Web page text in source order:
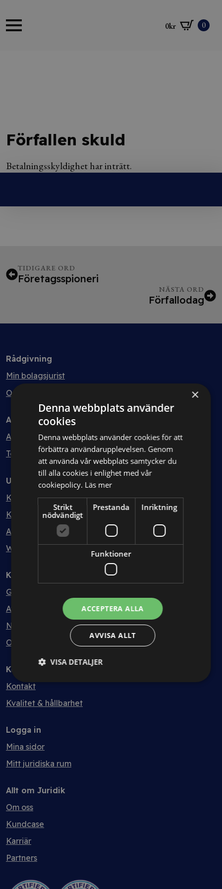
0kr 0
Förfallen skuld
Betalningsskyldighet har inträtt.
TIDIGARE ORD
Företagsspioneri
NÄSTA ORD
Förfallodag
Rådgivning
Min bolagsjurist
Ombud
Avtal
Avtalshantering
Testa kostnadsfritt
Utbildning
Kurser
Kurspaket
Abonnemang
Webbinarium
Kunskapsbank
Guider
Avtalsmallar
Nyheter
Ordlista
Kontakt
Kontakt
Kvalitet & hållbarhet
Logga in
Mina sidor
Mitt juridiska rum
Allt om Juridik
Om oss
Kundcase
Karriär
Partners
×
Denna webbplats använder
cookies
Denna webbplats använder cookies för att
förbättra användarupplevelsen. Genom
att använda vår webbplats samtycker du
till alla cookies i enlighet med vår
cookiepolicy. Läs mer
Strikt
nödvändigt
Prestanda Inriktning
Funktioner
ACCEPTERA ALLA
AVVISA ALLT
VISA DETALJER